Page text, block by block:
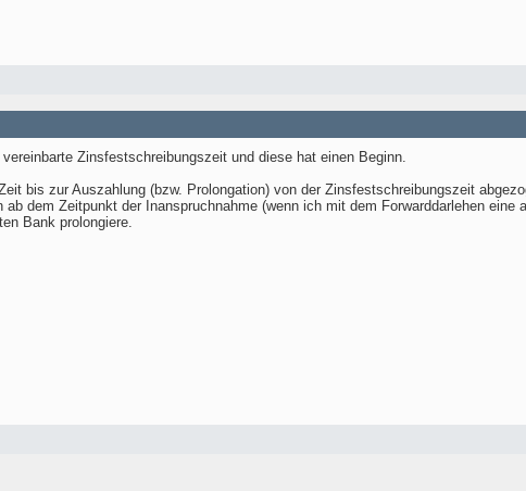
Zinsfestschreibungszeit und diese hat einen Beginn.
bis zur Auszahlung (bzw. Prolongation) von der Zinsfestschreibungszeit
dem Zeitpunkt der Inanspruchnahme (wenn ich mit dem Forwarddarlehen
Bank prolongiere.